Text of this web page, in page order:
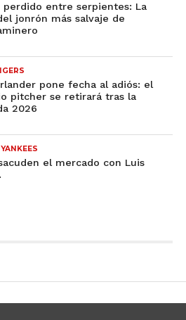
perdido entre serpientes: La
jonrón más salvaje de
pone fecha al adiós: el
pitcher se retirará tras la
2026
el mercado con Luis